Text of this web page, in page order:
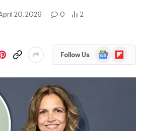
20, 2026 0
2
Follow Us
Google
News
Flipboard